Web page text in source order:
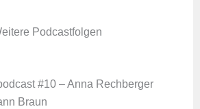
Podcastfolgen
#10 – Anna Rechberger
Braun